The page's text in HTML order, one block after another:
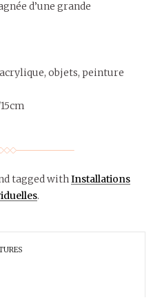
d’une grande
objets, peinture
tagged withInstallations
.